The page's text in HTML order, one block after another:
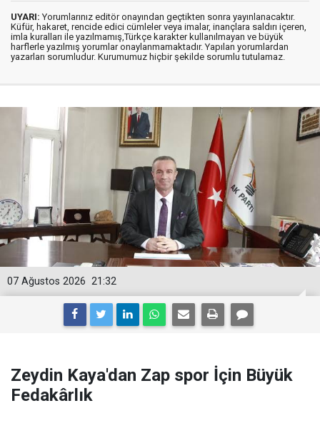
UYARI: Yorumlarınız editör onayından geçtikten sonra yayınlanacaktır.
Küfür, hakaret, rencide edici cümleler veya imalar, inançlara saldırı içeren,
imla kuralları ile yazılmamış,Türkçe karakter kullanılmayan ve büyük
harflerle yazılmış yorumlar onaylanmamaktadır. Yapılan yorumlardan
yazarları sorumludur. Kurumumuz hiçbir şekilde sorumlu tutulamaz.
21:32
07 Ağustos 2026
Zeydin Kaya'dan Zap spor İçin Büyük
Fedakârlık